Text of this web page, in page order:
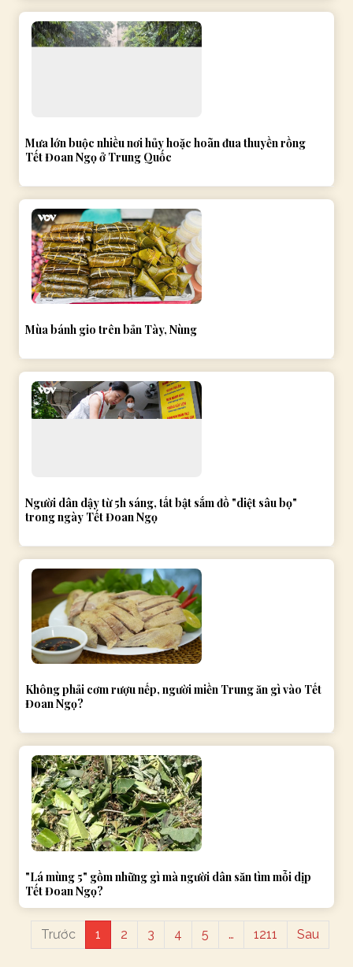
Mưa lớn buộc nhiều nơi hủy hoặc hoãn đua thuyền rồng
Tết Đoan Ngọ ở Trung Quốc
Mùa bánh gio trên bản Tày, Nùng
Người dân dậy từ 5h sáng, tất bật sắm đồ "diệt sâu bọ"
trong ngày Tết Đoan Ngọ
Không phải cơm rượu nếp, người miền Trung ăn gì vào Tết
Đoan Ngọ?
"Lá mùng 5" gồm những gì mà người dân săn tìm mỗi dịp
Tết Đoan Ngọ?
Trước 1 2 3 4 5 … 1211 Sau